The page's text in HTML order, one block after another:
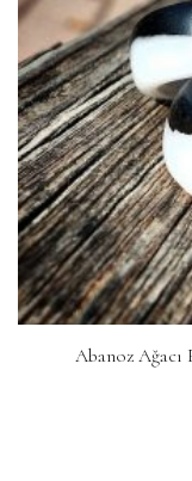
Abanoz